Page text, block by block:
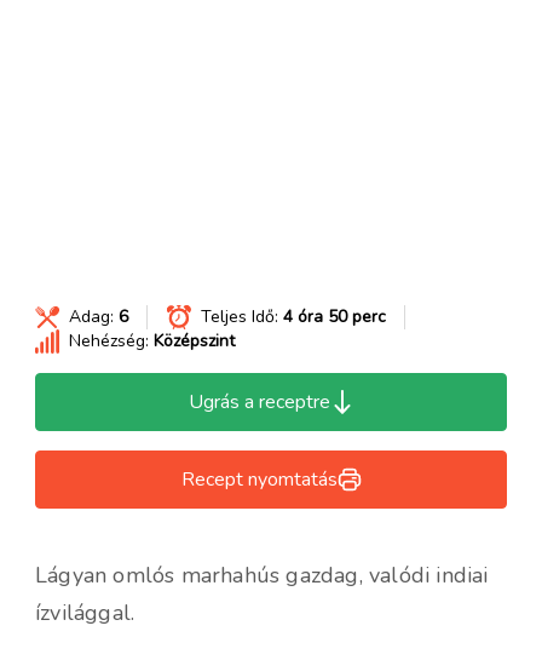
Adag: 6 Teljes Idő: 4 óra 50 perc
Nehézség: Középszint
Ugrás a receptre
Recept nyomtatás
Lágyan omlós marhahús gazdag, valódi indiai
ízvilággal.